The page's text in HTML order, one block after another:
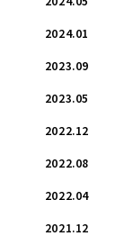
2024.01
2023.09
2023.05
2022.12
2022.08
2022.04
2021.12